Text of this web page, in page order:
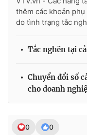
Ðiện thoại Thời báo VTV:
Email:toasoan@vtv.vn
thêm các khoản
do tình trạng tắc
Tắc nghẽn tại
Chuyển đổi số
cho doanh
0 0